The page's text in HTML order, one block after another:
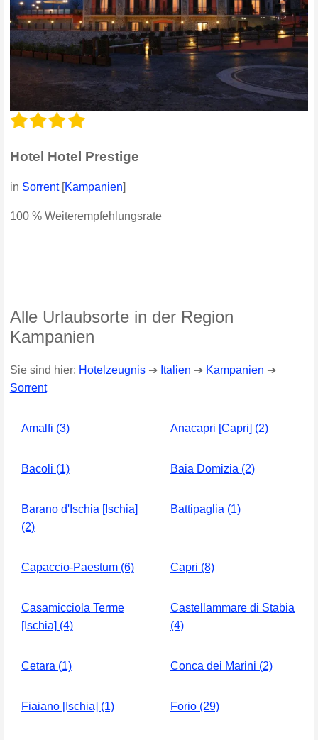
Hotel Hotel Prestige
in Sorrent[Kampanien]
100 % Weiterempfehlungsrate
Alle Urlaubsorte in der Region
Kampanien
Sie sind hier: Hotelzeugnis➔ Italien ➔ Kampanien ➔
Sorrent
Amalfi (3) Anacapri [Capri] (2)
Bacoli (1) Baia Domizia (2)
Barano d'Ischia [Ischia]
(2)
Battipaglia (1)
Capaccio-Paestum (6) Capri (8)
Casamicciola Terme
[Ischia] (4)
Castellammare di Stabia
(4)
Cetara (1) Conca dei Marini (2)
Fiaiano [Ischia] (1) Forio (29)